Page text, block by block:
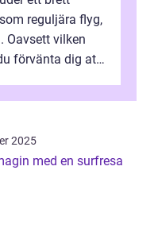
reguljära flyg,
Oavsett vilken
förvänta dig att
2025
med en surfresa